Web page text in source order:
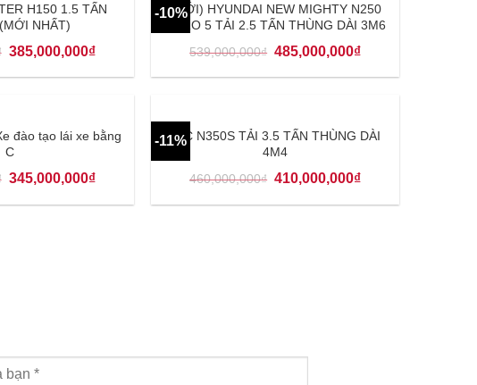
H150 1.5 TẤN
NHẤT)
385,000,000₫
-10%(MỚI) HYUNDAI NEW MIGHTY N250
EURO 5 TẢI 2.5 TẤN THÙNG DÀI 3M6
539,000,000₫ 485,000,000₫
đào tạo lái xe bằng
C
345,000,000₫
-11%JAC N350S TẢI 3.5 TẤN THÙNG DÀI
4M4
460,000,000₫ 410,000,000₫